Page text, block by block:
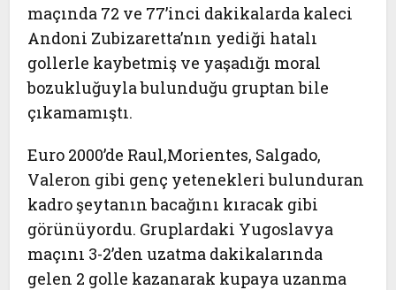
maçında 72 ve 77’inci dakikalarda kaleci
Andoni Zubizaretta’nın yediği hatalı
gollerle kaybetmiş ve yaşadığı moral
bozukluğuyla bulunduğu gruptan bile
çıkamamıştı.
Euro 2000’de Raul,Morientes, Salgado,
Valeron gibi genç yetenekleri bulunduran
kadro şeytanın bacağını kıracak gibi
görünüyordu. Gruplardaki Yugoslavya
maçını 3-2’den uzatma dakikalarında
gelen 2 golle kazanarak kupaya uzanma